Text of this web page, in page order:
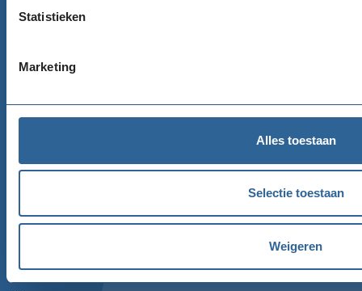
Statistieken
Marketing
Alles toestaan
Selectie toestaan
Weigeren
Telefoon
Volg ons